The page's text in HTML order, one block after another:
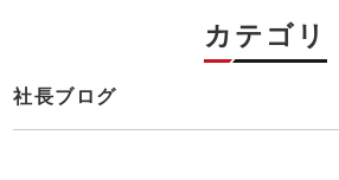
カテゴリ
社長ブログ